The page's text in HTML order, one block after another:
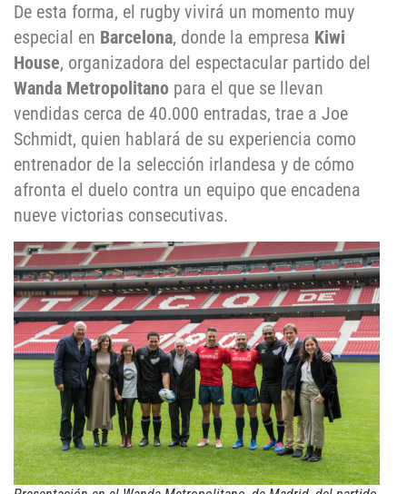
De esta forma, el rugby vivirá un momento muy
especial en Barcelona, donde la empresa Kiwi
House, organizadora del espectacular partido del
Wanda Metropolitano para el que se llevan
vendidas cerca de 40.000 entradas, trae a Joe
Schmidt, quien hablará de su experiencia como
entrenador de la selección irlandesa y de cómo
afronta el duelo contra un equipo que encadena
nueve victorias consecutivas.